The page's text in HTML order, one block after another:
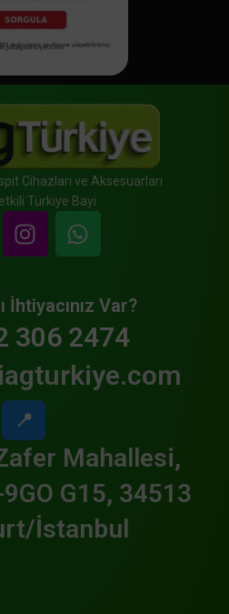
Cihazları ve Aksesuarları
Türkiye Bayi
İhtiyacınız Var?
306 2474
📍
Mahallesi,
G15, 34513
İstanbul